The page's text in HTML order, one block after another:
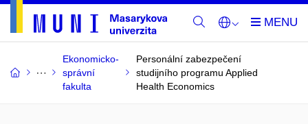
Ekonomicko-
správní
fakulta
Personální zabezpečení
studijního programu Applied
Health Economics